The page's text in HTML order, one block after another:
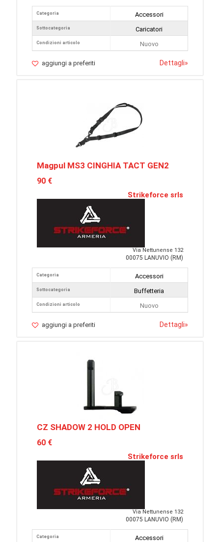
Categoria
Sottocategoria
Condizioni articolo
Accessori
Caricatori
Nuovo
aggiungi a preferiti Dettagli»
Magpul MS3 CINGHIA TACT GEN2
90 €
Strikeforce srls
Via Nettunense 132
00075 LANUVIO (RM)
Categoria
Sottocategoria
Condizioni articolo
Accessori
Buffetteria
Nuovo
aggiungi a preferiti Dettagli»
CZ SHADOW 2 HOLD OPEN
60 €
Strikeforce srls
Via Nettunense 132
00075 LANUVIO (RM)
Categoria
Accessori